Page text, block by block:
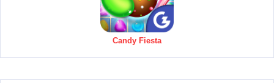
Candy Fiesta